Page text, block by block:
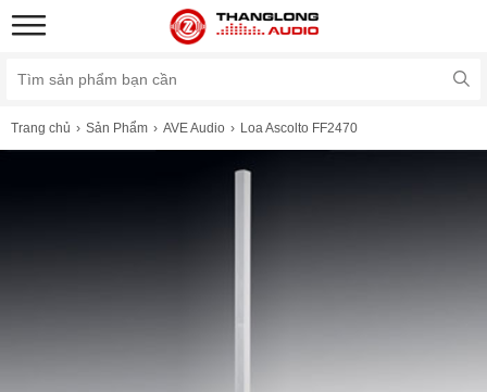
Trang chủ Sản Phẩm AVE Audio Loa Ascolto FF2470